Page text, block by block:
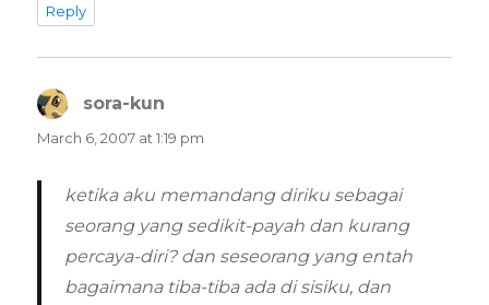
Reply
sora-kun
March 6, 2007 at 1:19 pm
ketika aku memandang diriku sebagai
seorang yang sedikit-payah dan kurang
percaya-diri? dan seseorang yang entah
bagaimana tiba-tiba ada di sisiku, dan